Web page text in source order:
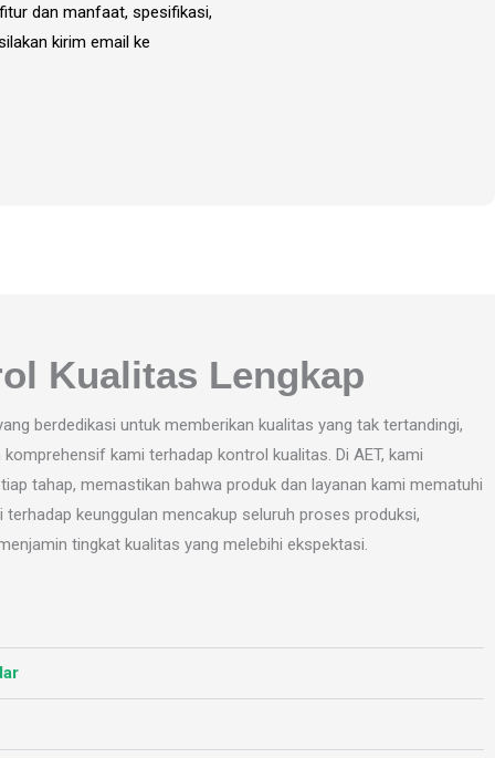
dan manfaat, spesifikasi,
kirim email ke
Kualitas Lengkap
berdedikasi untuk memberikan kualitas yang tak tertandingi,
kami terhadap kontrol kualitas. Di AET, kami
tahap, memastikan bahwa produk dan layanan kami mematuhi
keunggulan mencakup seluruh proses produksi,
tingkat kualitas yang melebihi ekspektasi.